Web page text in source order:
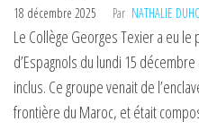
18 décembre 2025 Par NATHALIE
Le Collège Georges Texier a eu le
d’Espagnols du lundi 15
inclus. Ce groupe venait de
frontière du Maroc, et était